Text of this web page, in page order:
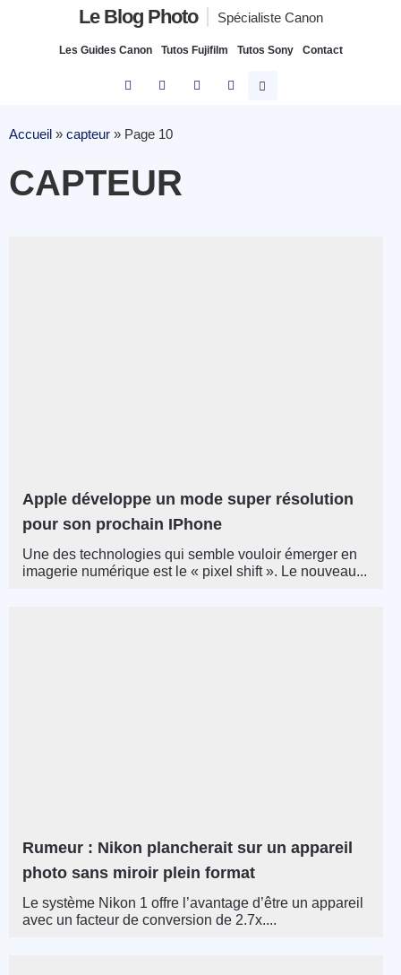
Le Blog Photo Spécialiste Canon
Les Guides Canon Tutos Fujifilm Tutos Sony Contact
Accueil » capteur » Page 10
CAPTEUR
Apple développe un mode super résolution
pour son prochain IPhone
Une des technologies qui semble vouloir émerger en
imagerie numérique est le « pixel shift ». Le nouveau...
Rumeur : Nikon plancherait sur un appareil
photo sans miroir plein format
Le système Nikon 1 offre l’avantage d’être un appareil
avec un facteur de conversion de 2.7x....